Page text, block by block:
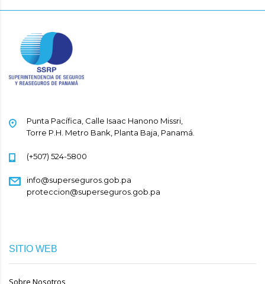
ASESORES
PROFESIONALES DE
Ramos:Personas - Generales Fianza
Gerente:Amael Acosta
Dirección:Avenida Tomas Herrera y Calle T Norte,
Chiriquí
Cursos Autorizados:
Ventas y Ejecutivos de Cuentas o de Ventas
Punta Pacífica, Calle Isaac Hanono Missri,
Torre P.H. Metro Bank, Planta Baja, Panamá.
(+507) 524-5800
info@superseguros.gob.pa
proteccion@superseguros.gob.pa
SITIO WEB
Sobre Nosotros